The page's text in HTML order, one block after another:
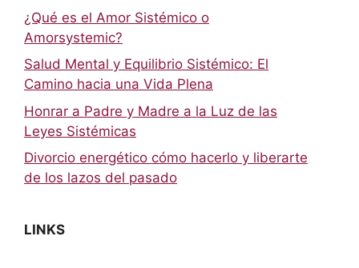
¿Qué es el Amor Sistémico o
Amorsystemic?
Salud Mental y Equilibrio Sistémico: El
Camino hacia una Vida Plena
Honrar a Padre y Madre a la Luz de las
Leyes Sistémicas
Divorcio energético cómo hacerlo y liberarte
de los lazos del pasado
LINKS